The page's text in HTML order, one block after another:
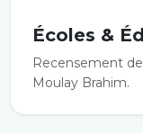
Écoles &
Recensement
Moulay Brahim.